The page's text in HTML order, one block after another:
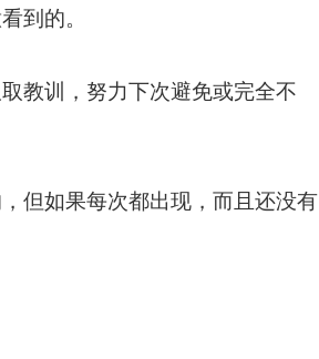
到的。
教训，努力下次避免或完全不
但如果每次都出现，而且还没有